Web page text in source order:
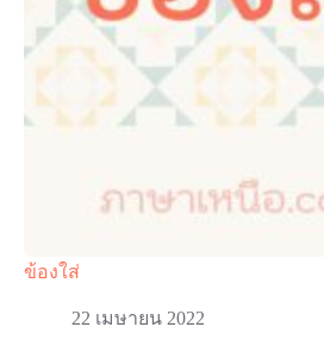
ข้องใส่
22 เมษายน 2022